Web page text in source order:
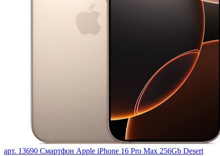
арт. 13690 Смартфон Apple iPhone 16 Pro Max 256Gb Desert